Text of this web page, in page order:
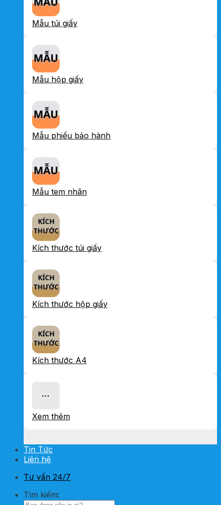
Mẫu túi giấy
Mẫu hộp giấy
Mẫu phiếu bảo hành
Mẫu tem nhãn
Kích thước túi giấy
Kích thước hộp giấy
Kích thước A4
Xem thêm
Tin Tức
Liên hệ
Tư vấn 24/7
Tìm kiếm: